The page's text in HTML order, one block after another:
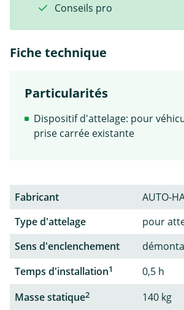
Conseils pro
Fiche technique
Particularités
Dispositif d'attelage: pour
prise carrée existante
Fabricant
AUTO-
Type d'attelage
pour
Sens d'enclenchement
Temps d'installation1
0,5 h
Masse statique2
140 kg